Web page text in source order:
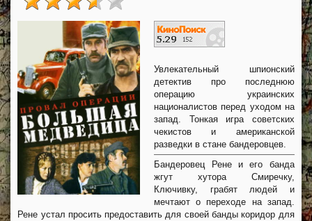
Увлекательный шпионский
детектив про последнюю
операцию украинских
националистов перед уходом на
запад. Тонкая игра советских
чекистов и американской
разведки в стане бандеровцев.
Бандеровец Рене и его банда
жгут хутора Смиречку,
Ключивку, грабят людей и
мечтают о переходе на запад.
Рене устал просить предоставить для своей банды коридор для